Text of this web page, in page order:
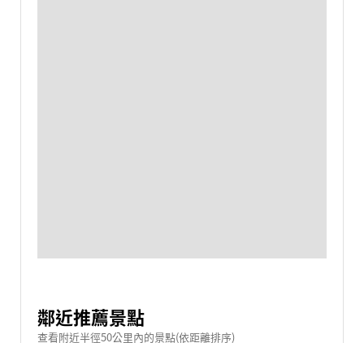
鄰近推薦景點
查看附近半徑50公里內的景點(依距離排序)